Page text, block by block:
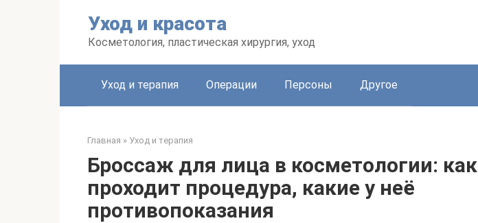
Уход и красота
Косметология, пластическая хирургия, уход
Уход и терапия Операции Персоны Другое
Главная » Уход и терапия
Броссаж для лица в косметологии: как
проходит процедура, какие у неё
противопоказания